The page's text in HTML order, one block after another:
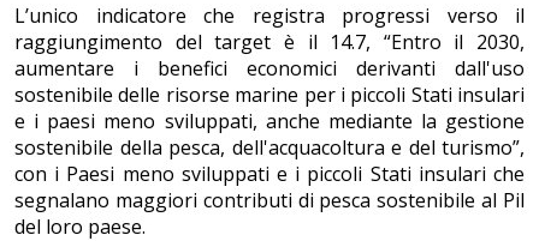
L’unico indicatore che registra progressi verso il
raggiungimento del target è il 14.7, “Entro il 2030,
aumentare i benefici economici derivanti dall'uso
sostenibile delle risorse marine per i piccoli Stati insulari
e i paesi meno sviluppati, anche mediante la gestione
sostenibile della pesca, dell'acquacoltura e del turismo”,
con i Paesi meno sviluppati e i piccoli Stati insulari che
segnalano maggiori contributi di pesca sostenibile al Pil
del loro paese.